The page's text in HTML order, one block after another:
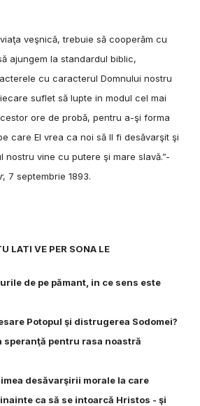
veşnică, trebuie să cooperăm cu
ajungem la standardul biblic,
cu caracterul Domnului nostru
suflet să lupte in modul cel mai
ore de probă, pentru a-şi forma
care El vrea ca noi să Il fi desăvarşit şi
nostru vine cu putere şi mare slavă.”-
, 7 septembrie 1893.
LATI VE PER SONA LE
de pe pămant, in ce sens este
Potopul şi distrugerea Sodomei?
speranţă pentru rasa noastră
desăvarşirii morale la care
ca să se intoarcă Hristos - şi